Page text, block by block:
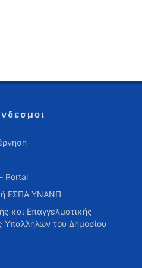
Portal
ΕΣΠΑ ΥΝΑΝΠ
και Επαγγελματικής
Υπαλλήλων του Δημοσίου